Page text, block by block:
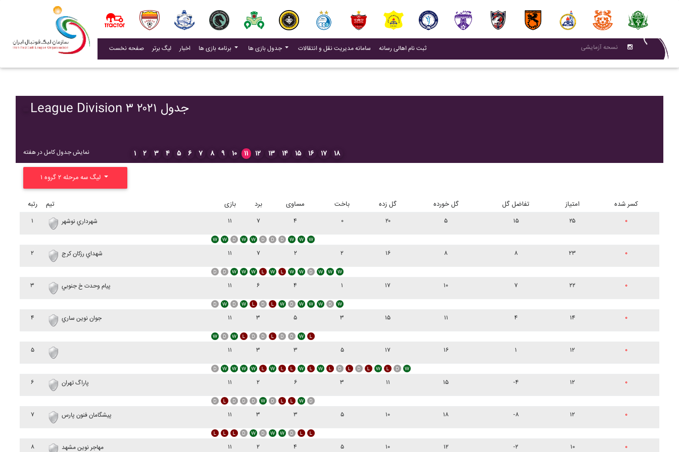
صفحه نخست لیگ برتر اخبار(current) برنامه بازی ها جدول بازی ها سامانه مدیریت نقل و انتقالات (current)
ثبت نام اهالی رسانه(current) نسحه آزمایشی
League Division ۳ ۲۰۲۱ جدول
نمایش جدول کامل در هفته ۱ ۲ ۳ ۴ ۵ ۶ ۷ ۸ ۹ ۱۰ ۱۱ ۱۲ ۱۳ ۱۴ ۱۵ ۱۶ ۱۷ ۱۸
رتبه تیم بازی برد مساوی باخت گل زده گل خورده تفاضل گل امتیاز کسر شده
۱ شهرداري نوشهر ۱۱ ۷ ۴ ۰ ۲۰ ۵ ۱۵ ۲۵ ۰
۲ شهداي رزکان کرج ۱۱ ۷ ۲ ۲ ۱۶ ۸ ۸ ۲۳ ۰
۳ پيام وحدت خ جنوبي ۱۱ ۶ ۴ ۱ ۱۷ ۱۰ ۷ ۲۲ ۰
۴ جوان نوين ساري ۱۱ ۳ ۵ ۳ ۱۵ ۱۱ ۴ ۱۴ ۰
۵ ۱۱ ۳ ۳ ۵ ۱۷ ۱۶ ۱ ۱۲ ۰
۶ پاراگ تهران ۱۱ ۲ ۶ ۳ ۱۱ ۱۵ -۴ ۱۲ ۰
۷ پيشگامان فنون پارس ۱۱ ۳ ۳ ۵ ۱۰ ۱۸ -۸ ۱۲ ۰
۸ مهاجر نوين مشهد ۱۱ ۲ ۴ ۵ ۱۰ ۱۲ -۲ ۱۰ ۰